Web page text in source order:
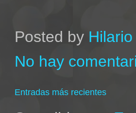
Posted by
No hay
Entradas más recientes